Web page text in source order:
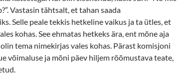
Vastasin tähtsalt, et tahan saada
Selle peale tekkis hetkeline vaikus ja ta ütles, et
kohas. See ehmatas hetkeks ära, ent mõne aja
tema nimekirjas vales kohas. Pärast komisjoni
võimaluse ja mõni päev hiljem rõõmustava teate,